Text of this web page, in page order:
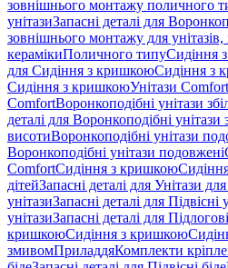
зовнішнього монтажу поличного
унітазиЗапасні деталі для
зовнішнього монтажу для унітазів,
керамікиПоличного типуСидіння
для Сидіння з кришкоюСидіння з
Сидіння з кришкоюУнітази Comfort
ComfortВоронкоподібні унітази
деталі для Воронкоподібні унітази
висотиВоронкоподібні унітази
Воронкоподібні унітази подовжені
ComfortСидіння з кришкою
дітейЗапасні деталі для Унітази для
унітазиЗапасні деталі для Підвісні
унітазиЗапасні деталі для
кришкоюСидіння з кришкою
змивомПриладдяКомплекти